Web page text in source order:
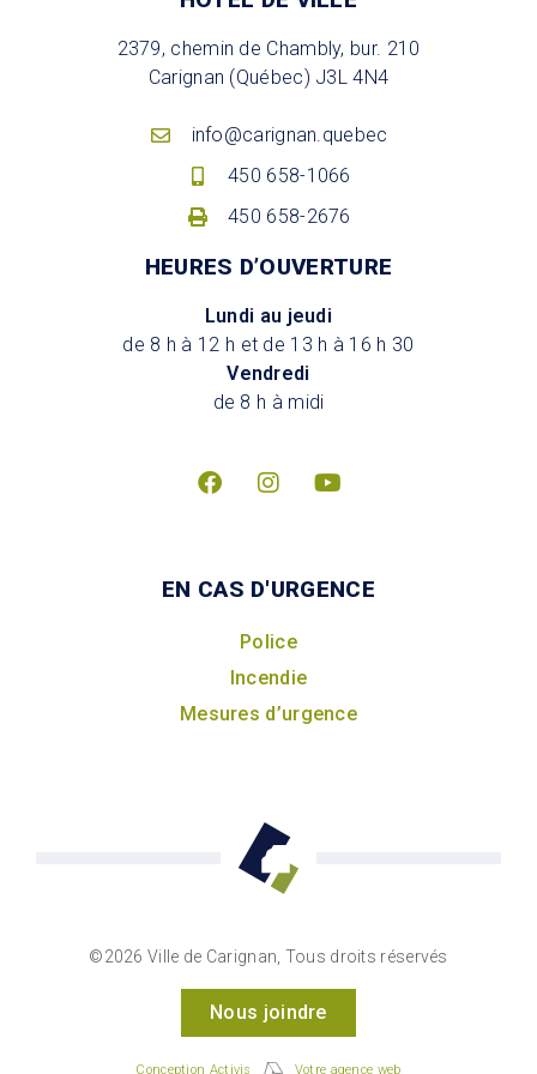
2379, chemin de Chambly, bur. 210
Carignan (Québec) J3L 4N4
info@carignan.quebec
450 658-1066
450 658-2676
HEURES D’OUVERTURE
Lundi au jeudi
de 8 h à 12 h et de 13 h à 16 h 30
Vendredi
de 8 h à midi
EN CAS D'URGENCE
Police
Incendie
Mesures d’urgence
©2026 Ville de Carignan, Tous droits réservés
Nous joindre
Conception Activis Votre agence web